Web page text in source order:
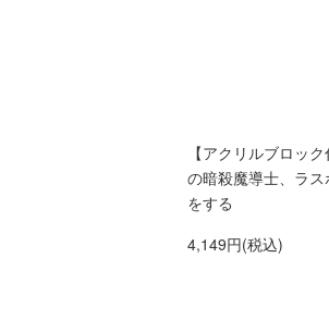
【アクリルブロッ
の暗殺魔導士、ラ
をする
4,149円(税込)